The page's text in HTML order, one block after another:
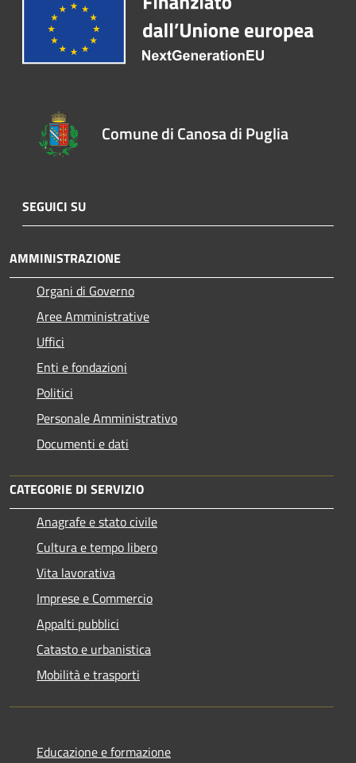
Comune di Canosa di Puglia
SEGUICI SU
AMMINISTRAZIONE
Organi di Governo
Aree Amministrative
Uffici
Enti e fondazioni
Politici
Personale Amministrativo
Documenti e dati
CATEGORIE DI SERVIZIO
Anagrafe e stato civile
Cultura e tempo libero
Vita lavorativa
Imprese e Commercio
Appalti pubblici
Catasto e urbanistica
Mobilità e trasporti
Educazione e formazione